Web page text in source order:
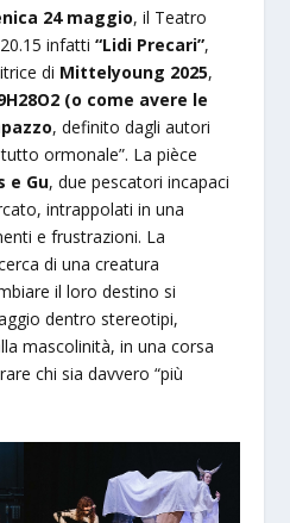
24 maggio, il Teatro
infatti“Lidi Precari”,
di Mittelyoung 2025,
(o come avere le
, definito dagli autori
ormonale”. La pièce
e Gu, due pescatori incapaci
intrappolati in una
e frustrazioni. La
di una creatura
il loro destino si
dentro stereotipi,
mascolinità, in una corsa
chi sia davvero “più